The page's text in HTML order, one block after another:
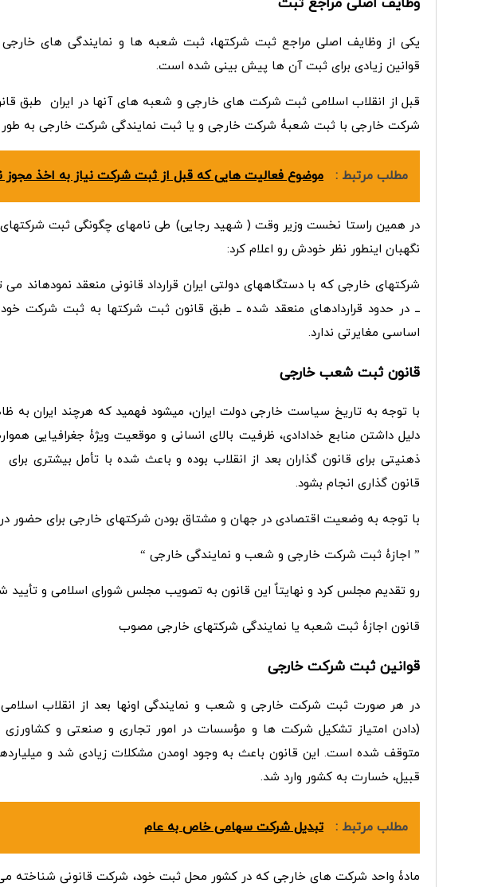
یکی از وظایف اصلی مراجع ثبت شرکت­ها، ثبت شعبه­ ها و نمایندگی های
قوانین زیادی برای ثبت آن ها پیش بینی شده است.
قبل از انقلاب اسلامی ثبت شرکت­ های خارجی و شعبه­ های آنها در ایران طبق
شرکت خارجی با ثبت شعبۀ شرکت خارجی و یا ثبت نمایندگی شرکت خارجی به
مطلب مرتبط : موضوع فعالیت هایی که قبل از ثبت شرکت نیاز به اخذ مجوز
در همین راستا نخست وزیر وقت ( شهید رجایی) طی نامه­ای چگونگی ثبت شرکت­های
نگهبان اینطور نظر خودش رو اعلام کرد:
شرکت­های خارجی که با دستگاه­های دولتی ایران قرارداد قانونی منعقد نموده­اند
ــ در حدود قراردادهای منعقد شده ــ طبق قانون ثبت شرکت­ها به ثبت شرکت
اساسی مغایرتی ندارد.
قانون ثبت شعب خارجی
با توجه به تاریخ سیاست خارجی دولت ایران، میشود فهمید که هرچند ایران به
دلیل داشتن منابع خدادادی، ظرفیت بالای انسانی و موقعیت ویژۀ جغرافیایی
ذهنیتی برای قانون گذاران بعد از انقلاب بوده و باعث شده با تأمل
قانون گذاری انجام بشود.
با توجه به وضعیت اقتصادی در جهان و مشتاق بودن شرکت­های خارجی برای حضور در
” اجازۀ ثبت شرکت خارجی و شعب و نمایندگی خارجی “
رو تقدیم مجلس کرد و نهایتاٌ این قانون به تصویب مجلس شورای اسلامی و تأیید
قانون اجازۀ ثبت شعبه یا نمایندگی شرکت­های خارجی مصوب
قوانین ثبت شرکت خارجی
در هر صورت ثبت شرکت خارجی و شعب و نمایندگی اونها بعد از انقلاب
(دادن امتیاز تشکیل شرکت­ ها و مؤسسات در امور تجاری و صنعتی و
متوقف شده است. این قانون باعث به وجود اومدن مشکلات زیادی شد و میلیاردها
قبیل، خسارت به کشور وارد شد.
مطلب مرتبط : تبدیل شرکت سهامی خاص به عام
مادۀ واحد شرکت­ های خارجی که در کشور محل ثبت خود، شرکت قانونی شناخته